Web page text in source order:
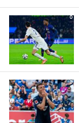
0
0